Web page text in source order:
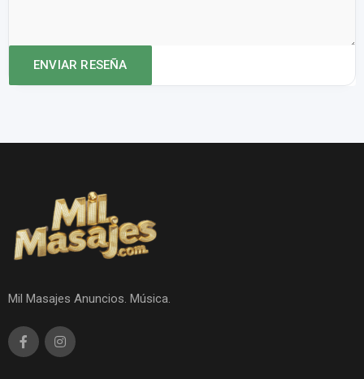
Mil Masajes Anuncios. Música.